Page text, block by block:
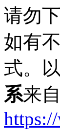
请勿
如有
式。
系来自